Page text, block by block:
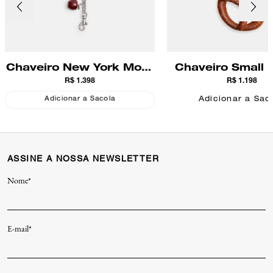
Chaveiro New York Motif
Chain Coach
R$ 1.398
Adicionar a Sacola
Chaveiro Small
Coach
R$ 1.198
Adicionar a
ASSINE A NOSSA NEWSLETTER
Nome*
E-mail*